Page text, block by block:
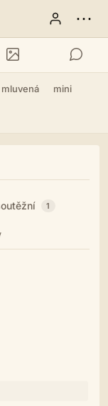
⋯
mluvená mini
1